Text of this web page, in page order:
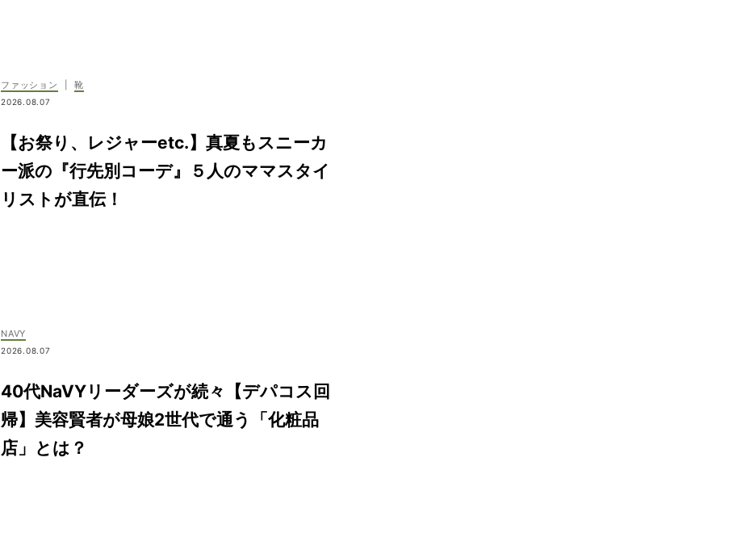
ファッション 靴
2026.08.07
【お祭り、レジャーetc.】真夏もスニーカ
ー派の『行先別コーデ』５人のママスタイ
リストが直伝！
NAVY
2026.08.07
40代NaVYリーダーズが続々【デパコス回
帰】美容賢者が母娘2世代で通う「化粧品
店」とは？